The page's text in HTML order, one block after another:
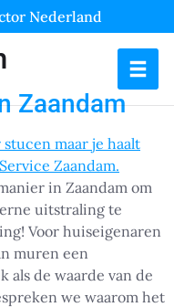
Nederland
Zaandam
in Zaandam om
uitstraling te
Voor huiseigenaren
muren een
als de waarde van de
we waarom het